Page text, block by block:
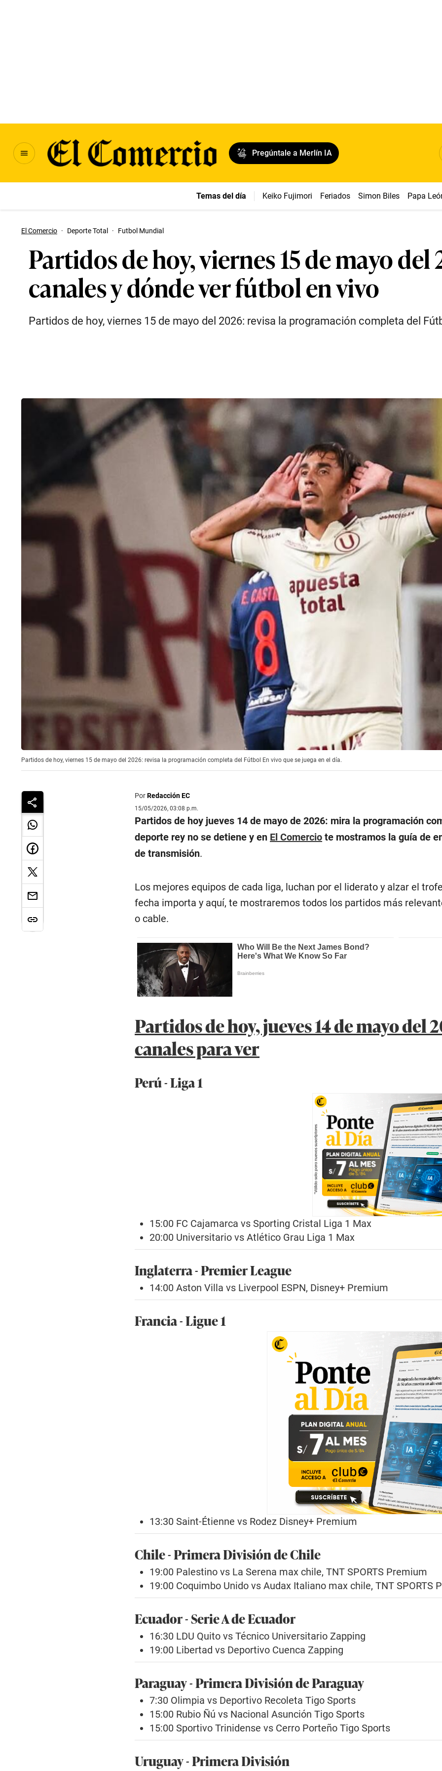
Pregúntale a Merlín IA
Temas del día Keiko Fujimori Feriados Simon Biles Papa
El Comercio · Deporte Total · Futbol Mundial
Partidos de hoy, viernes 15 de mayo
canales y dónde ver fútbol en vivo
Partidos de hoy, viernes 15 de mayo del 2026: revisa la programación completa del
Partidos de hoy, viernes 15 de mayo del 2026: revisa la programación completa del Fútbol En vivo que se juega en el día.
PorRedacción EC
15/05/2026, 03:08 p.m.
Partidos de hoy jueves 14 de mayo de 2026: mira la programación
deporte rey no se detiene y en El Comercio te mostramos la guía de
de transmisión.
Los mejores equipos de cada liga, luchan por el liderato y alzar el
fecha importa y aquí, te mostraremos todos los partidos más
o cable.
Partidos de hoy, jueves 14 de mayo del
canales para ver
Perú - Liga 1
15:00 FC Cajamarca vs Sporting Cristal Liga 1 Max
20:00 Universitario vs Atlético Grau Liga 1 Max
Inglaterra - Premier League
14:00 Aston Villa vs Liverpool ESPN, Disney+ Premium
Francia - Ligue 1
13:30 Saint-Étienne vs Rodez Disney+ Premium
Chile - Primera División de Chile
19:00 Palestino vs La Serena max chile, TNT SPORTS Premium
19:00 Coquimbo Unido vs Audax Italiano max chile, TNT SPORTS
Ecuador - Serie A de Ecuador
16:30 LDU Quito vs Técnico Universitario Zapping
19:00 Libertad vs Deportivo Cuenca Zapping
Paraguay - Primera División de Paraguay
7:30 Olimpia vs Deportivo Recoleta Tigo Sports
15:00 Rubio Ñú vs Nacional Asunción Tigo Sports
15:00 Sportivo Trinidense vs Cerro Porteño Tigo Sports
Uruguay - Primera División